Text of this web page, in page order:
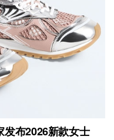
布2026新款女士